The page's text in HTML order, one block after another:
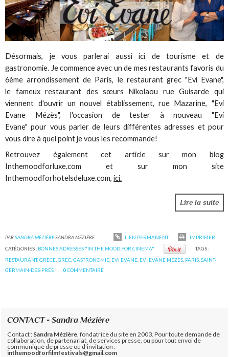
Désormais, je vous parlerai aussi ici de tourisme et de
gastronomie. Je commence avec un de mes restaurants favoris du
6ème arrondissement de Paris, le restaurant grec "Evi Evane",
le fameux restaurant des sœurs Nikolaou rue Guisarde qui
viennent d'ouvrir un nouvel établissement, rue Mazarine, "Evi
Evane Mézès", l'occasion de tester à nouveau "Evi
Evane" pour vous parler de leurs différentes adresses et pour
vous dire à quel point je vous les recommande!
Retrouvez également cet article sur mon blog
Inthemoodforluxe.com et sur mon site
Inthemoodforhotelsdeluxe.com,ici.
Lire la suite
PARSANDRA MÉZIÈRESANDRA MÉZIÈRE LIEN PERMANENT
IMPRIMER
CATÉGORIES : BONNES ADRESSES "IN THE MOOD FOR CINEMA"
TAGS :
RESTAURANT,GRÈCE ,GREC ,GASTRONOMIE EVI EVANE EVI EVANE MÉZÈS PARIS ,SAINT-
GERMAIN-DES-PRÉS
0COMMENTAIRE
CONTACT - Sandra Mézière
Contact : Sandra Mézière , fondatrice du site en 2003. Pour toute demande de
collaboration, de partenariat, de services presse, ou pour tout envoi de
communiqué de presse ou d'invitation :
inthemoodforfilmfestivals@gmail.com